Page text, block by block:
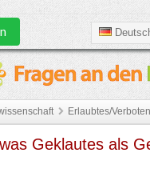
Erlaubtes/
Geklautes als